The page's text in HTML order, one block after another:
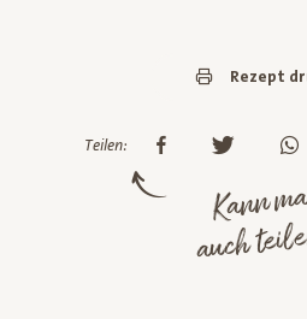
Rezept
Teilen:
Kann
auch